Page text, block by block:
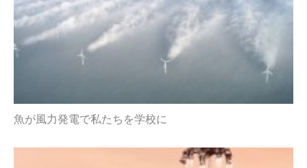
魚が風力発電で私たちを学校に